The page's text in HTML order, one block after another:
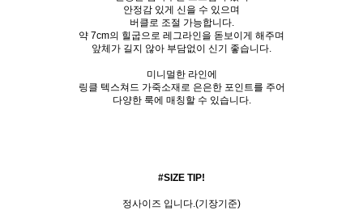
안정감 있게 신을 수 있으며
버클로 조절 가능합니다.
약 7cm의 힐굽으로 레그라인을 돋보이게 해주며
앞체가 길지 않아 부담없이 신기 좋습니다.
미니멀한 라인에
링클 텍스쳐드 가죽소재로 은은한 포인트를 주어
다양한 룩에 매칭할 수 있습니다.
#SIZE TIP!
정사이즈 입니다.(기장기준)